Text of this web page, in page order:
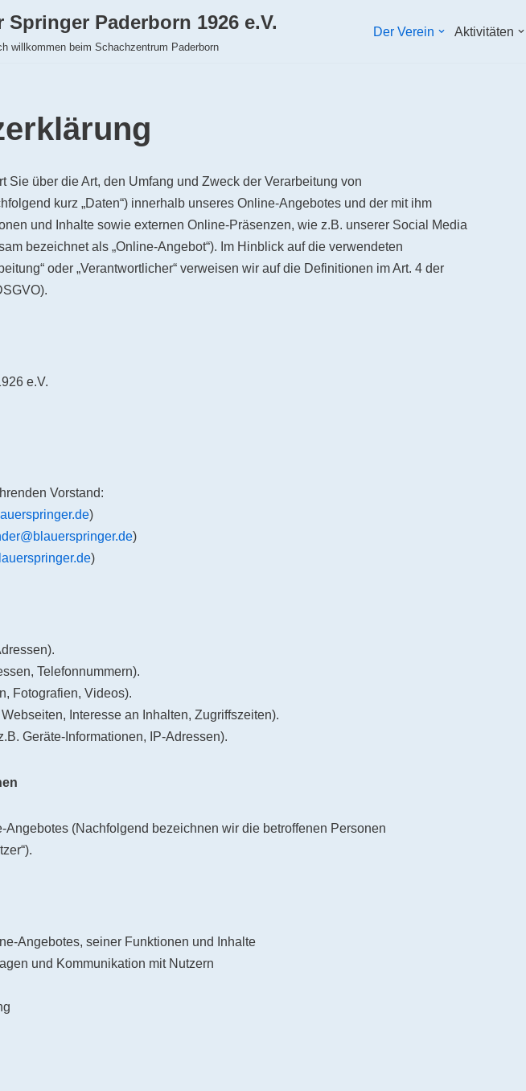
Springer Paderborn 1926 e.V.
willkommen beim Schachzentrum Paderborn
Der Verein Aktivitäten
Sie über die Art, den Umfang und Zweck der Verarbeitung von
kurz „Daten“) innerhalb unseres Online-Angebotes und der mit ihm
und Inhalte sowie externen Online-Präsenzen, wie z.B. unserer Social Media
bezeichnet als „Online-Angebot“). Im Hinblick auf die verwendeten
oder „Verantwortlicher“ verweisen wir auf die Definitionen im Art. 4 der
e.V.
Vorstand:
)
)
)
Telefonnummern).
Fotografien, Videos).
Interesse an Inhalten, Zugriffszeiten).
Geräte-Informationen, IP-Adressen).
Angebotes (Nachfolgend bezeichnen wir die betroffenen Personen
Angebotes, seiner Funktionen und Inhalte
und Kommunikation mit Nutzern